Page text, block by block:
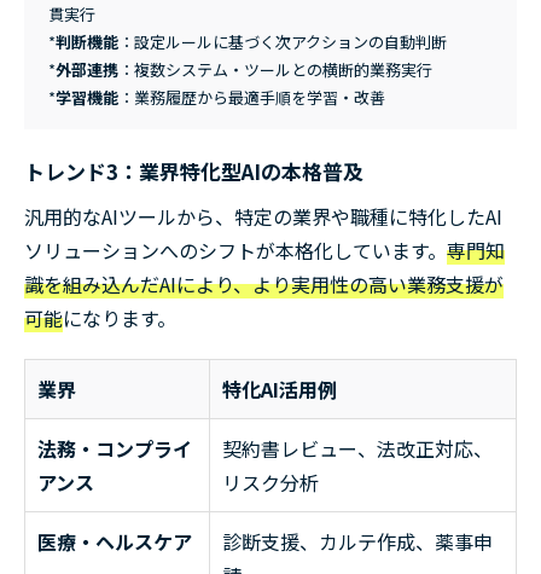
貫実行
*判断機能 ：設定ルールに基づく次アクションの自動判断
*外部連携 ：複数システム・ツールとの横断的業務実行
*学習機能 ：業務履歴から最適手順を学習・改善
トレンド3：業界特化型AIの本格普及
汎用的なAIツールから、特定の業界や職種に特化したAI
ソリューションへのシフトが本格化しています。 専門知
識を組み込んだAIにより、より実用性の高い業務支援が
可能になります。
業界 特化AI活用例
法務・コンプライ
アンス
契約書レビュー、法改正対応、
リスク分析
医療・ヘルスケア
診断支援、カルテ作成、薬事申